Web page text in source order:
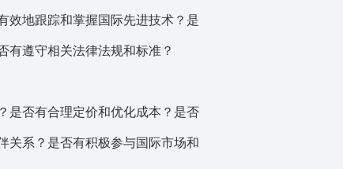
效地跟踪和掌握国际先进技术？是
有遵守相关法律法规和标准？
是否有合理定价和优化成本？是否
关系？是否有积极参与国际市场和